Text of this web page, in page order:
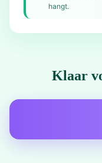
hangt.
Klaar